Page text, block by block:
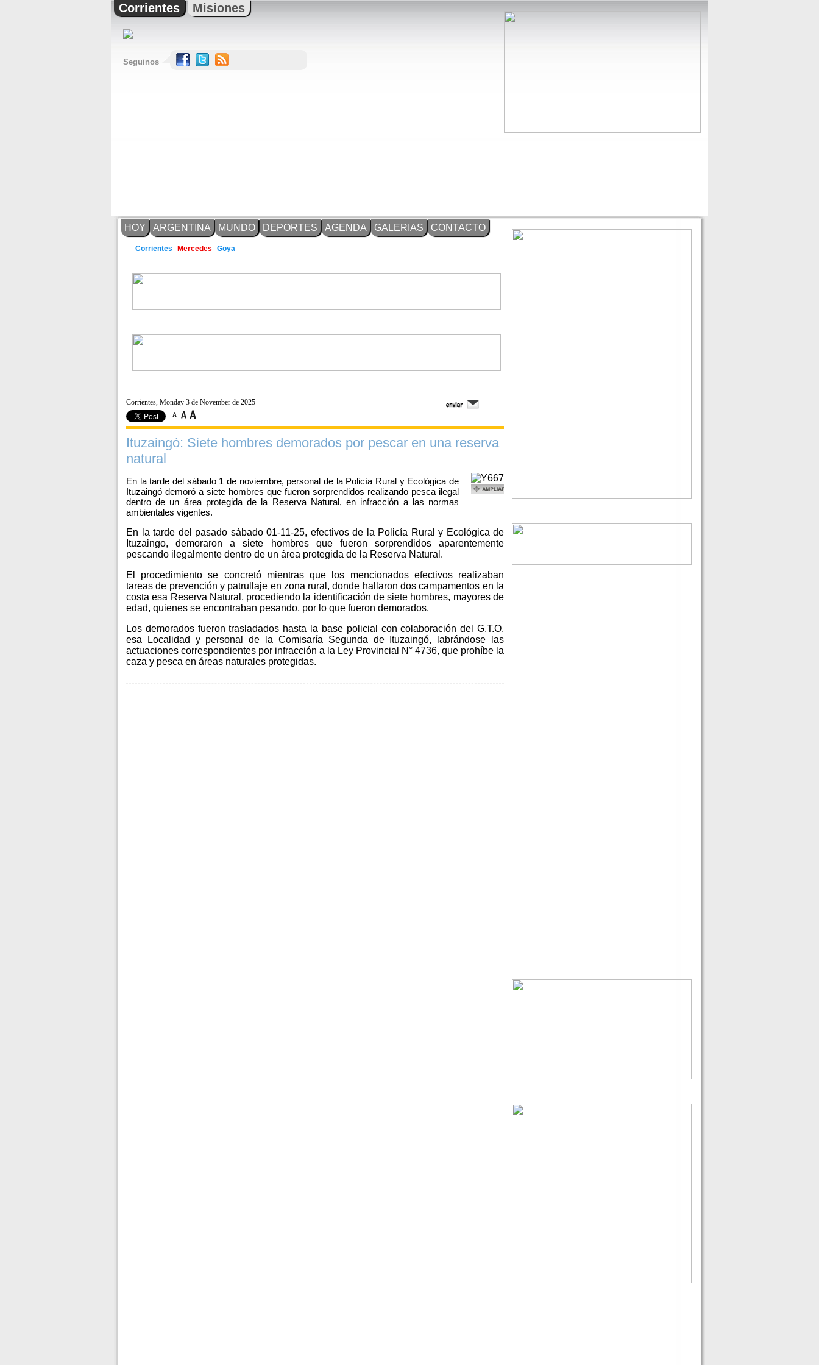
Corrientes Misiones
Seguinos
HOY ARGENTINA MUNDO DEPORTES AGENDA GALERIAS CONTACTO
Corrientes Mercedes Goya
Corrientes, Monday 3 de November de 2025
Ituzaingó: Siete hombres demorados por pescar en una reserva
natural
En la tarde del sábado 1 de noviembre, personal de la Policía Rural y Ecológica de
Ituzaingó demoró a siete hombres que fueron sorprendidos realizando pesca ilegal
dentro de un área protegida de la Reserva Natural, en infracción a las normas
ambientales vigentes.
En la tarde del pasado sábado 01-11-25, efectivos de la Policía Rural y Ecológica de
Ituzaingo, demoraron a siete hombres que fueron sorprendidos aparentemente
pescando ilegalmente dentro de un área protegida de la Reserva Natural.
El procedimiento se concretó mientras que los mencionados efectivos realizaban
tareas de prevención y patrullaje en zona rural, donde hallaron dos campamentos en la
costa esa Reserva Natural, procediendo la identificación de siete hombres, mayores de
edad, quienes se encontraban pesando, por lo que fueron demorados.
Los demorados fueron trasladados hasta la base policial con colaboración del G.T.O.
esa Localidad y personal de la Comisaría Segunda de Ituzaingó, labrándose las
actuaciones correspondientes por infracción a la Ley Provincial N° 4736, que prohíbe la
caza y pesca en áreas naturales protegidas.